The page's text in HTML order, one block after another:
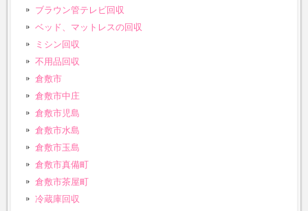
ブラウン管テレビ回収
ベッド、マットレスの回収
ミシン回収
不用品回収
倉敷市
倉敷市中庄
倉敷市児島
倉敷市水島
倉敷市玉島
倉敷市真備町
倉敷市茶屋町
冷蔵庫回収